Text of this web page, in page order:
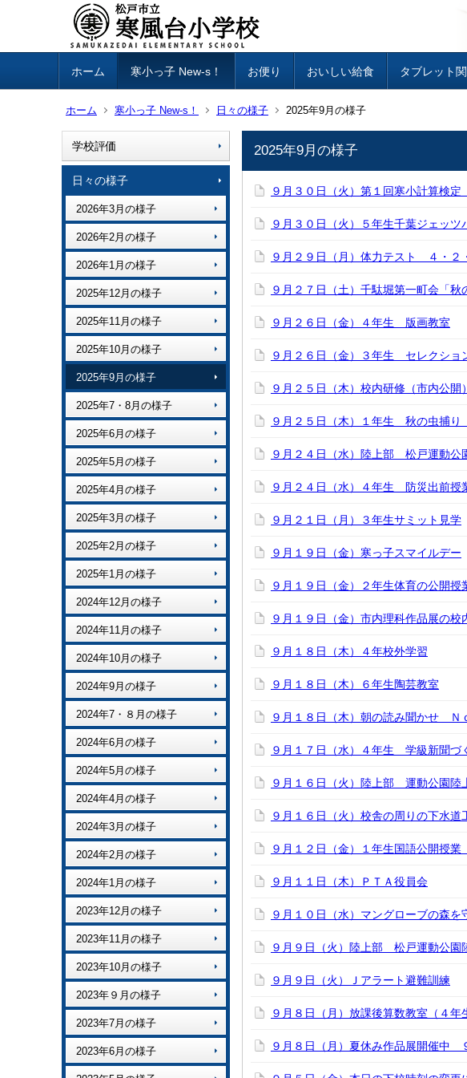
ホーム 寒小っ子 New-s！ お便り おいしい給食 タブレット
ホーム 寒小っ子 New-s！ 日々の様子 2025年9月の様子
学校評価
日々の様子
2026年3月の様子
2026年2月の様子
2026年1月の様子
2025年12月の様子
2025年11月の様子
2025年10月の様子
2025年9月の様子
2025年7・8月の様子
2025年6月の様子
2025年5月の様子
2025年4月の様子
2025年3月の様子
2025年2月の様子
2025年1月の様子
2024年12月の様子
2024年11月の様子
2024年10月の様子
2024年9月の様子
2024年7・８月の様子
2024年6月の様子
2024年5月の様子
2024年4月の様子
2024年3月の様子
2024年2月の様子
2024年1月の様子
2023年12月の様子
2023年11月の様子
2023年10月の様子
2023年９月の様子
2023年7月の様子
2023年6月の様子
2025年9月の様子
９月３０日（火）第１回寒小計算検
９月３０日（火）５年生千葉ジェッツ
９月２９日（月）体力テスト ４・２
９月２７日（土）千駄堀第一町会「秋
９月２６日（金）４年生 版画教室
９月２６日（金）３年生 セレクショ
９月２５日（木）校内研修（市内公開）
９月２５日（木）１年生 秋の虫捕
９月２４日（水）陸上部 松戸運動公
９月２４日（水）４年生 防災出前授
９月２１日（月）３年生サミット見学
９月１９日（金）寒っ子スマイルデー
９月１９日（金）２年生体育の公開授
９月１９日（金）市内理科作品展の校
９月１８日（木）４年校外学習
９月１８日（木）６年生陶芸教室
９月１８日（木）朝の読み聞かせ Ｎ
９月１７日（水）４年生 学級新聞
９月１６日（火）陸上部 運動公園陸
９月１６日（火）校舎の周りの下水道
９月１２日（金）１年生国語公開授業
９月１１日（木）ＰＴＡ役員会
９月１０日（水）マングローブの森
９月９日（火）陸上部 松戸運動公園
９月９日（火）Ｊアラート避難訓練
９月８日（月）放課後算数教室（４年
９月８日（月）夏休み作品展開催中